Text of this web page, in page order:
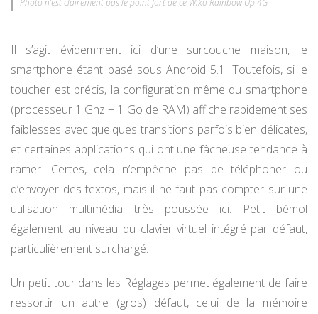
Photo n’est clairement pas le point fort de ce Wiko Rainbow Up 4G
Il s’agit évidemment ici d’une surcouche maison, le
smartphone étant basé sous Android 5.1. Toutefois, si le
toucher est précis, la configuration même du smartphone
(processeur 1 Ghz + 1 Go de RAM) affiche rapidement ses
faiblesses avec quelques transitions parfois bien délicates,
et certaines applications qui ont une fâcheuse tendance à
ramer. Certes, cela n’empêche pas de téléphoner ou
d’envoyer des textos, mais il ne faut pas compter sur une
utilisation multimédia très poussée ici. Petit bémol
également au niveau du clavier virtuel intégré par défaut,
particulièrement surchargé…
Un petit tour dans les Réglages permet également de faire
ressortir un autre (gros) défaut, celui de la mémoire